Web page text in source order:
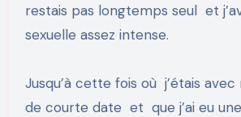
restais pas longtemps seul et
sexuelle assez intense.
Jusqu’à cette fois où j’étais
de courte date et que j’ai eu